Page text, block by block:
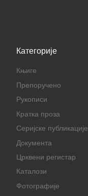
Категорије
Књиге
Препоручено
Рукописи
Кратка проза
Серијске публикације
Документа
Црквени регистар
Каталози
Фотографије